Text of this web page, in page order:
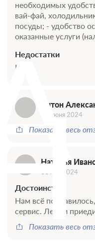
необходимых
вай-фай,
посуды; - удобство
оказанные услуги
Недостатки
Нет
Антон
20 июня 2024
Показать весь
Наталья
11 мая 2024
Достоинства
Нам всё
сервис. Летом
Показать весь